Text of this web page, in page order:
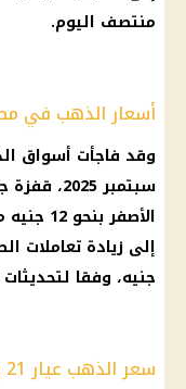
منتصف اليوم.
أسعار الذهب في
سبتمبر
جنيه، وفقا
سعر الذهب عيار 21 و 14